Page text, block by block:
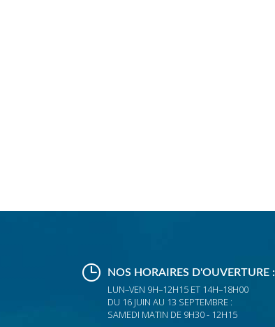
NOS HORAIRES D'OUVERTURE :
LUN–VEN 9H–12H15 ET 14H–18H00
DU 16 JUIN AU 13 SEPTEMBRE :
SAMEDI MATIN DE 9H30 - 12H15